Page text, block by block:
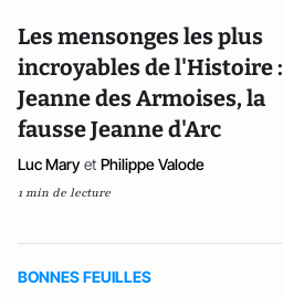
Les mensonges les plus
incroyables de l'Histoire :
Jeanne des Armoises, la
fausse Jeanne d'Arc
Luc Mary et Philippe Valode
1 min de lecture
BONNES FEUILLES